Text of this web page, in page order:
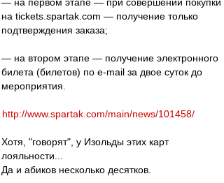
на tickets.spartak.com — получение только
подтверждения заказа;
— на втором этапе — получение электронного
билета (билетов) по e-mail за двое суток до
мероприятия.
http://www.spartak.com/main/news/101458/
Хотя, "говорят", у Изольды этих карт
лояльности...
Да и абиков несколько десятков.